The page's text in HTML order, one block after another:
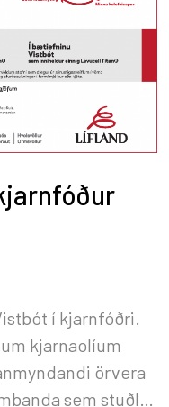
í kjarnfóðri.
kjarnaolíum
örvera
sem stuðla